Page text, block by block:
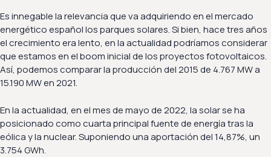
Es innegable la relevancia que va adquiriendo en el mercado
energético español los parques solares. Si bien, hace tres años
el crecimiento era lento, en la actualidad podríamos considerar
que estamos en el boom inicial de los proyectos fotovoltaicos.
Así, podemos comparar la producción del 2015 de 4.767 MW a
15.190 MW en 2021.
En la actualidad, en el mes de mayo de 2022, la solar se ha
posicionado como cuarta principal fuente de energía tras la
eólica y la nuclear. Suponiendo una aportación del 14,87%, un
3.754 GWh.